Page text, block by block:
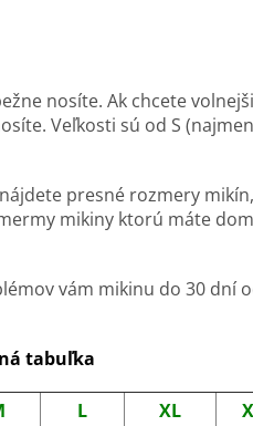
nosíte. Ak chcete
Veľkosti sú od S
presné rozmery mikín,
mikiny ktorú máte
vám mikinu do 30 dní
tabuľka
L XL